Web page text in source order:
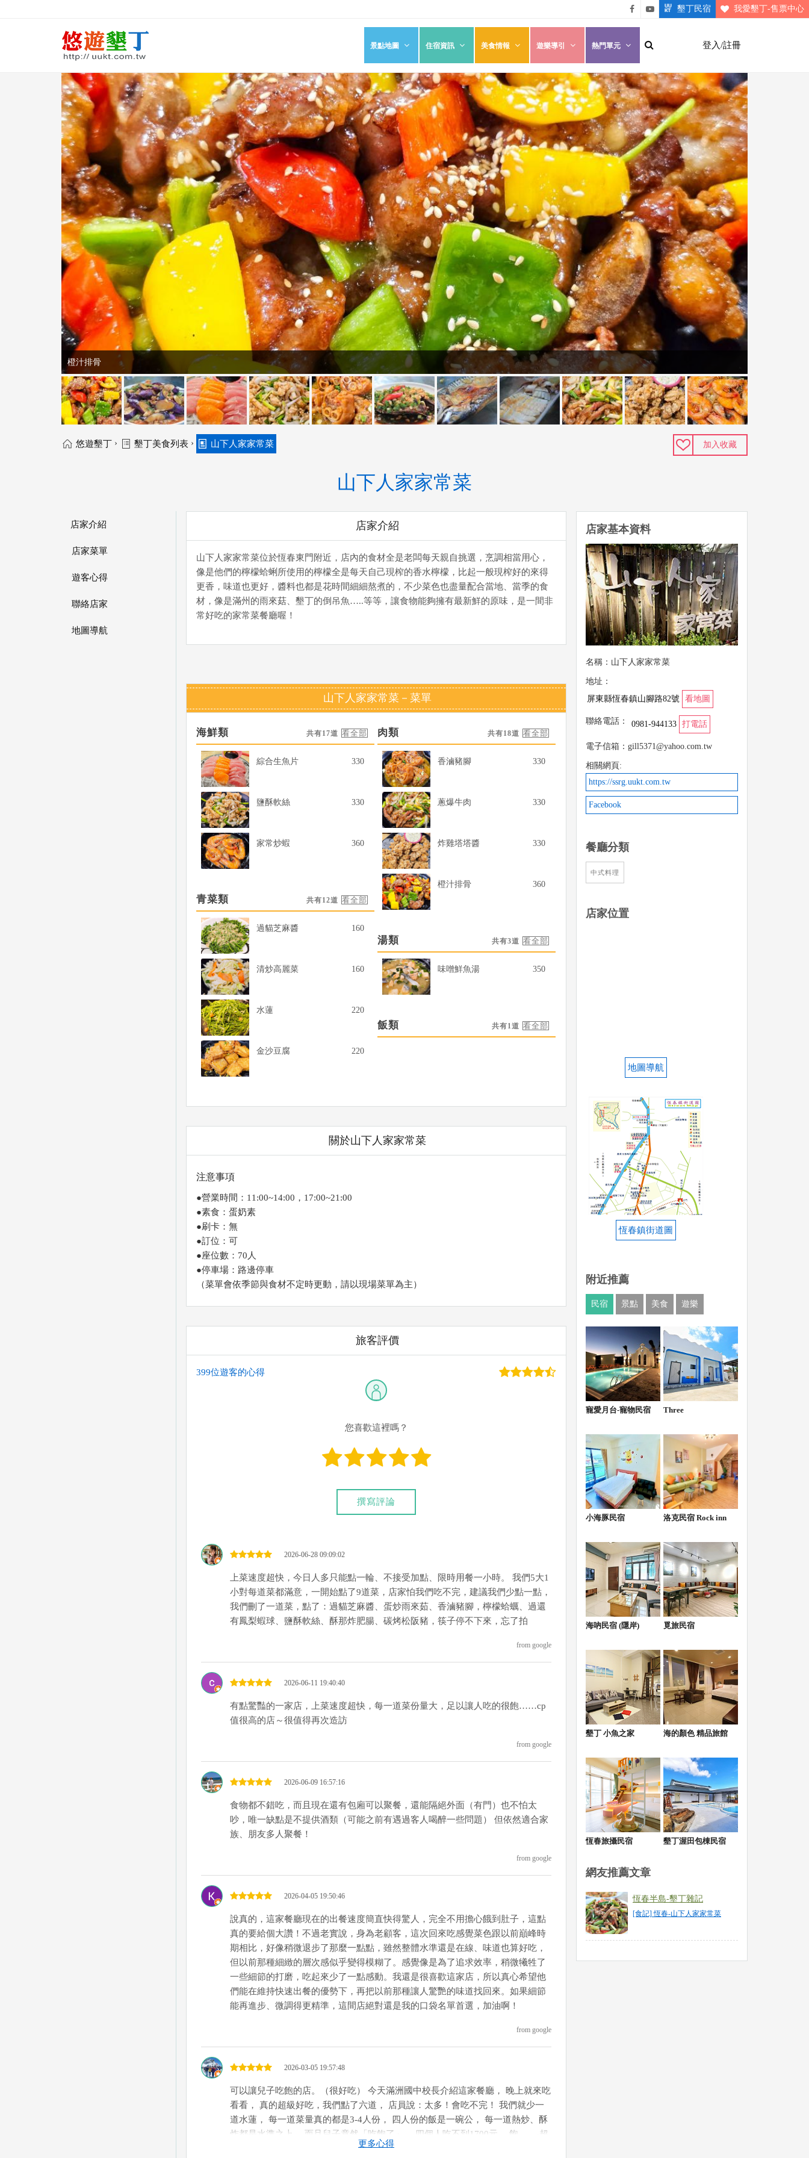
悠遊
墾丁
粉絲
團
墾丁
介紹
墾丁民宿 我愛墾丁-售票中心
登入/註冊
景點地圖 住宿資訊 美食情報 遊樂導引 熱門單元
橙汁排骨
悠遊墾丁 › 墾丁美食列表 › 山下人家家常菜 加入收藏
山下人家家常菜
店家介紹
店家菜單
遊客心得
聯絡店家
地圖導航
店家介紹
山下人家家常菜位於恆春東門附近，店內的食材全是老闆每天親自挑選，烹調相當用心，
像是他們的檸檬蛤蜊所使用的檸檬全是每天自己現榨的香水檸檬，比起一般現榨好的來得
更香，味道也更好，醬料也都是花時間細細熬煮的，不少菜色也盡量配合當地、當季的食
材，像是滿州的雨來菇、墾丁的倒吊魚…..等等，讓食物能夠擁有最新鮮的原味，是一間非
常好吃的家常菜餐廳喔！
山下人家家常菜－菜單
海鮮類 共有17道
綜合生魚片 330
鹽酥軟絲 330
家常炒蝦 360
肉類 共有18道
香滷豬腳 330
蔥爆牛肉 330
炸雞塔塔醬 330
橙汁排骨 360
青菜類 共有12道
過貓芝麻醬 160
清炒高麗菜 160
水蓮 220
金沙豆腐 220
湯類 共有3道
味噌鮮魚湯 350
飯類 共有1道
關於山下人家家常菜
注意事項
●營業時間：11:00~14:00，17:00~21:00
●素食：蛋奶素
●刷卡：無
●訂位：可
●座位數：70人
●停車場：路邊停車
（菜單會依季節與食材不定時更動，請以現場菜單為主）
旅客評價
399位遊客的心得
您喜歡這裡嗎？
撰寫評論
2026-06-28 09:09:02
上菜速度超快，今日人多只能點一輪、不接受加點、限時用餐一小時。 我們5大1
小對每道菜都滿意，一開始點了9道菜，店家怕我們吃不完，建議我們少點一點，
我們刪了一道菜，點了：過貓芝麻醬、蛋炒雨來茹、香滷豬腳，檸檬蛤蠣、過還
有鳳梨蝦球、鹽酥軟絲、酥那炸肥腸、碳烤松阪豬，筷子停不下來，忘了拍
from google
2026-06-11 19:40:40
有點驚豔的一家店，上菜速度超快，每一道菜份量大，足以讓人吃的很飽……cp
值很高的店～很值得再次造訪
from google
2026-06-09 16:57:16
食物都不錯吃，而且現在還有包廂可以聚餐，還能隔絕外面（有門）也不怕太
吵，唯一缺點是不提供酒類（可能之前有遇過客人喝醉一些問題） 但依然適合家
族、朋友多人聚餐！
from google
2026-04-05 19:50:46
說真的，這家餐廳現在的出餐速度簡直快得驚人，完全不用擔心餓到肚子，這點
真的要給個大讚！不過老實說，身為老顧客，這次回來吃感覺菜色跟以前巔峰時
期相比，好像稍微退步了那麼一點點，雖然整體水準還是在線、味道也算好吃，
但以前那種細緻的層次感似乎變得模糊了。 ​感覺像是為了追求效率，稍微犧牲了
一些細節的打磨，吃起來少了一點感動。我還是很喜歡這家店，所以真心希望他
們能在維持快速出餐的優勢下，再把以前那種讓人驚艷的味道找回來。如果細節
能再進步、微調得更精準，這間店絕對還是我的口袋名單首選，加油啊！
from google
2026-03-05 19:57:48
可以讓兒子吃飽的店。（很好吃） 今天滿洲國中校長介紹這家餐廳， 晚上就來吃
看看， 真的超級好吃，我們點了六道， 店員說：太多！會吃不完！ 我們就少一
道水蓮， 每一道菜量真的都是3-4人份， 四人份的飯是一碗公， 每一道熱炒、酥
炸都是水準之上， 而且兒子竟然「吃飽了」， 四個人吃不到1700元， 飽——-超
飽——超級飽。 有來恆春可以來這間吃看看。 #很好吃的一間餐廳 #強力推薦 #
更多心得
店家基本資料
名稱：山下人家家常菜
地址：
屏東縣恆春鎮山腳路82號 看地圖
聯絡電話： 0981-944133 打電話
電子信箱：gill5371@yahoo.com.tw
相關網頁:
https://ssrg.uukt.com.tw
Facebook
餐廳分類
中式料理
店家位置
地圖導航
恆春鎮街道圖
附近推薦
民宿 景點 美食 遊樂
寵愛月台-寵物民宿 Three
小海豚民宿 洛克民宿 Rock inn
海吶民宿 (隱岸) 覓旅民宿
墾丁 小魚之家 海的顏色 精品旅館
恆春旅攝民宿 墾丁渥田包棟民宿
網友推薦文章
恆春半島-墾丁雜記
[食記] 恆春-山下人家家常菜